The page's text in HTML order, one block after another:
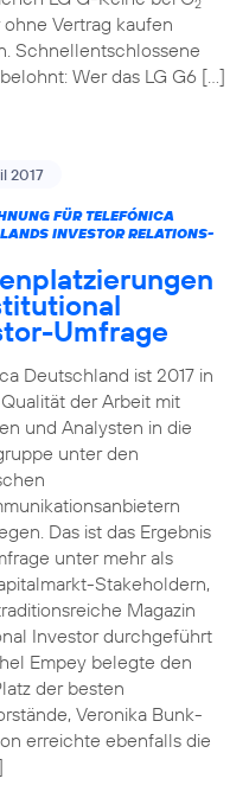
2
Vertrag kaufen
Schnellentschlossene
Wer das LG G6 […]
2017
FÜR TELEFÓNICA
INVESTOR RELATIONS-
Umfrage
Deutschland ist 2017 in
der Arbeit mit
und Analysten in die
unter den
Das ist das Ergebnis
unter mehr als
Stakeholdern,
Magazin
Investor durchgeführt
Empey belegte den
der besten
Veronika Bunk-
erreichte ebenfalls die